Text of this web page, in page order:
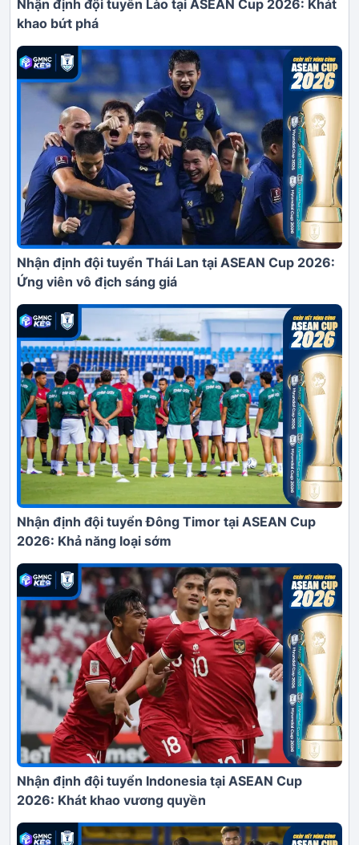
Nhận định đội tuyển Lào tại ASEAN Cup 2026: Khát
khao bứt phá
Nhận định đội tuyển Thái Lan tại ASEAN Cup 2026:
Ứng viên vô địch sáng giá
Nhận định đội tuyển Đông Timor tại ASEAN Cup
2026: Khả năng loại sớm
Nhận định đội tuyển Indonesia tại ASEAN Cup
2026: Khát khao vương quyền